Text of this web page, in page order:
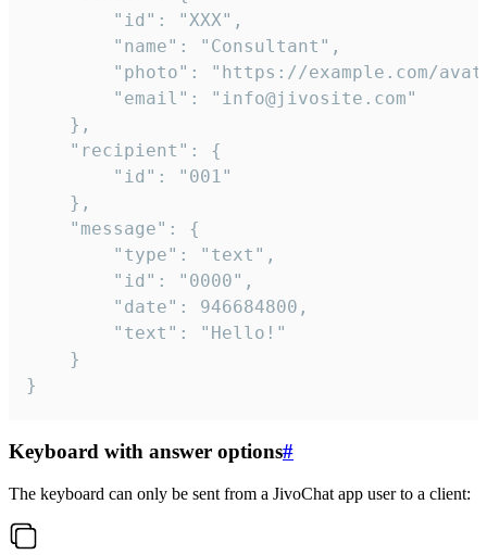
}
Keyboard with answer options#
The keyboard can only be sent from a JivoChat app user to a client: